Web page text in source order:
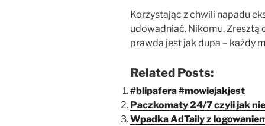
Korzystając z chwili napadu
udowadniać. Nikomu.
prawda jest jak dupa – każdy
Related Posts:
#blipafera #mowiejakjest
Paczkomaty 24/7 czyli jak
Wpadka AdTaily z